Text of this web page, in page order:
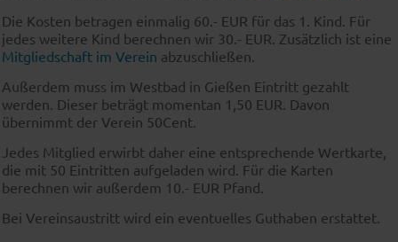
Die Kosten betragen einmalig 60.- EUR für das 1. Kind. Für
jedes weitere Kind berechnen wir 30.- EUR. Zusätzlich ist eine
Mitgliedschaft im Verein abzuschließen.
Außerdem muss im Westbad in Gießen Eintritt gezahlt
werden. Dieser beträgt momentan 1,50 EUR. Davon
übernimmt der Verein 50Cent.
Jedes Mitglied erwirbt daher eine entsprechende Wertkarte,
die mit 50 Eintritten aufgeladen wird. Für die Karten
berechnen wir außerdem 10.- EUR Pfand.
Bei Vereinsaustritt wird ein eventuelles Guthaben erstattet.